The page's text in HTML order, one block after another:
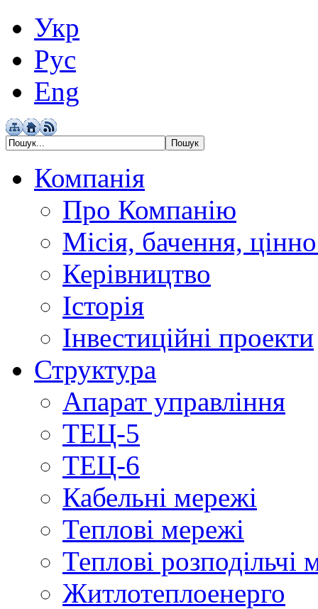
Укр
Рус
Eng
Компанія
Про Компанію
Місія, бачення,
Керівництво
Історія
Інвестиційні проекти
Структура
Апарат управління
ТЕЦ-5
ТЕЦ-6
Кабельні мережі
Теплові мережі
Теплові розподільчі
Житлотеплоенерго